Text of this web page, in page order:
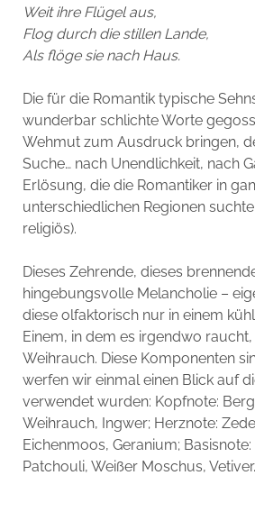
Weit ihre Flügel aus,
Flog durch die stillen Lande,
Als flöge sie nach Haus.
Die für die Romantik typische
wunderbar schlichte Worte
Wehmut zum Ausdruck bringen,
Suche… nach Unendlichkeit, nach
Erlösung, die die Romantiker in
unterschiedlichen Regionen
religiös).
Dieses Zehrende, dieses
hingebungsvolle Melancholie –
diese olfaktorisch nur in einem
Einem, in dem es irgendwo
Weihrauch. Diese Komponenten
werfen wir einmal einen Blick auf
verwendet wurden: Kopfnote:
Weihrauch, Ingwer; Herznote:
Eichenmoos, Geranium;
Patchouli, Weißer Moschus, Vetiver.